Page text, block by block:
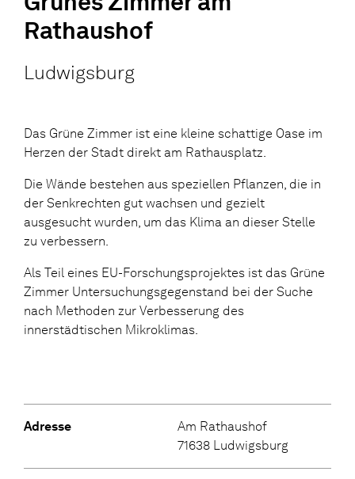
Rathaushof
Ludwigsburg
Das Grüne Zimmer ist eine kleine schattige Oase im
Herzen der Stadt direkt am Rathausplatz.
Die Wände bestehen aus speziellen Pflanzen, die in
der Senkrechten gut wachsen und gezielt
ausgesucht wurden, um das Klima an dieser Stelle
zu verbessern.
Als Teil eines EU-Forschungsprojektes ist das Grüne
Zimmer Untersuchungsgegenstand bei der Suche
nach Methoden zur Verbesserung des
innerstädtischen Mikroklimas.
Adresse
Am Rathaushof
71638 Ludwigsburg